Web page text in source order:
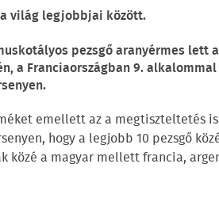
világ legjobbjai között.
pezsgő aranyérmes lett
a Franciaországban 9.
emellett az a megtiszteltetés
hogy a legjobb 10 pezsgő
közé a magyar mellett francia,